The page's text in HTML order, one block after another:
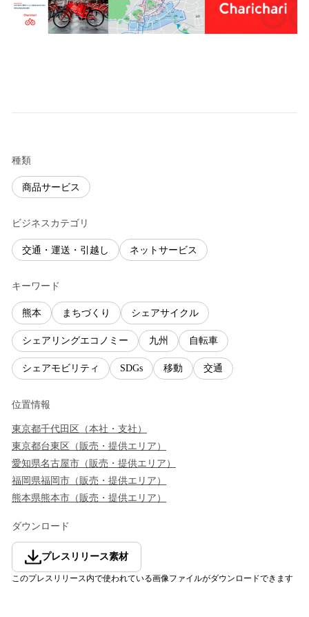
種類
商品サービス
ビジネスカテゴリ
交通・運送・引越し ネットサービス
キーワード
熊本 まちづくり シェアサイクル
シェアリングエコノミー 九州 自転車
シェアモビリティ SDGs 移動 交通
位置情報
東京都千代田区 （本社・支社 ）
東京都台東区 （ 販売・提供エリア ）
愛知県名古屋市 （ 販売・提供エリア ）
福岡県福岡市 （ 販売・提供エリア ）
熊本県熊本市 （ 販売・提供エリア ）
ダウンロード
プレスリリース素材
このプレスリリース内で使われている画像ファイルがダウンロードできます